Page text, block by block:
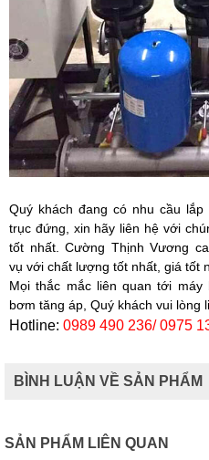
Quý khách đang có nhu cầu lắp
trục đứng , xin hãy liên hệ với
tốt nhất. Cường Thịnh Vương
vụ với chất lượng tốt nhất, giá tốt
Mọi thắc mắc liên quan tới
bơm tăng áp, Quý khách vui lòng
Hotline: 0989 490 236/ 0975
BÌNH LUẬN VỀ SẢN PHẨM
SẢN PHẨM LIÊN QUAN